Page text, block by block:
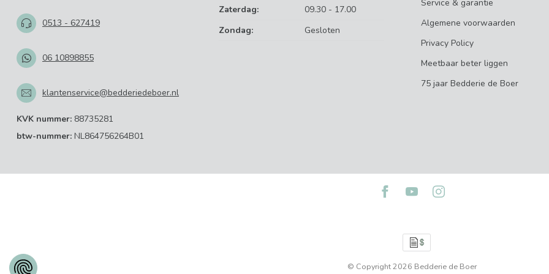
0513 - 627419
06 10898855
klantenservice@bedderiedeboer.nl
KVK nummer: 88735281
btw-nummer: NL864756264B01
Zaterdag:
09.30 - 17.00
Zondag:
Gesloten
Service & garantie
Algemene voorwaarden
Privacy Policy
Meetbaar beter liggen
75 jaar Bedderie de Boer
© Copyright 2026 Bedderie de Boer